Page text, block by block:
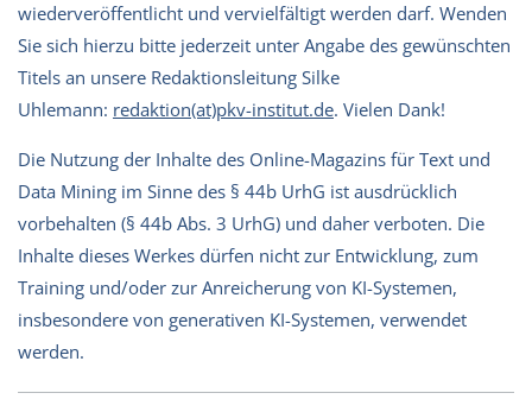
wiederveröffentlicht und vervielfältigt werden darf. Wenden
Sie sich hierzu bitte jederzeit unter Angabe des gewünschten
Titels an unsere Redaktionsleitung Silke
Uhlemann: redaktion(at)pkv-institut.de. Vielen Dank!
Die Nutzung der Inhalte des Online-Magazins für Text und
Data Mining im Sinne des § 44b UrhG ist ausdrücklich
vorbehalten (§ 44b Abs. 3 UrhG) und daher verboten. Die
Inhalte dieses Werkes dürfen nicht zur Entwicklung, zum
Training und/oder zur Anreicherung von KI-Systemen,
insbesondere von generativen KI-Systemen, verwendet
werden.